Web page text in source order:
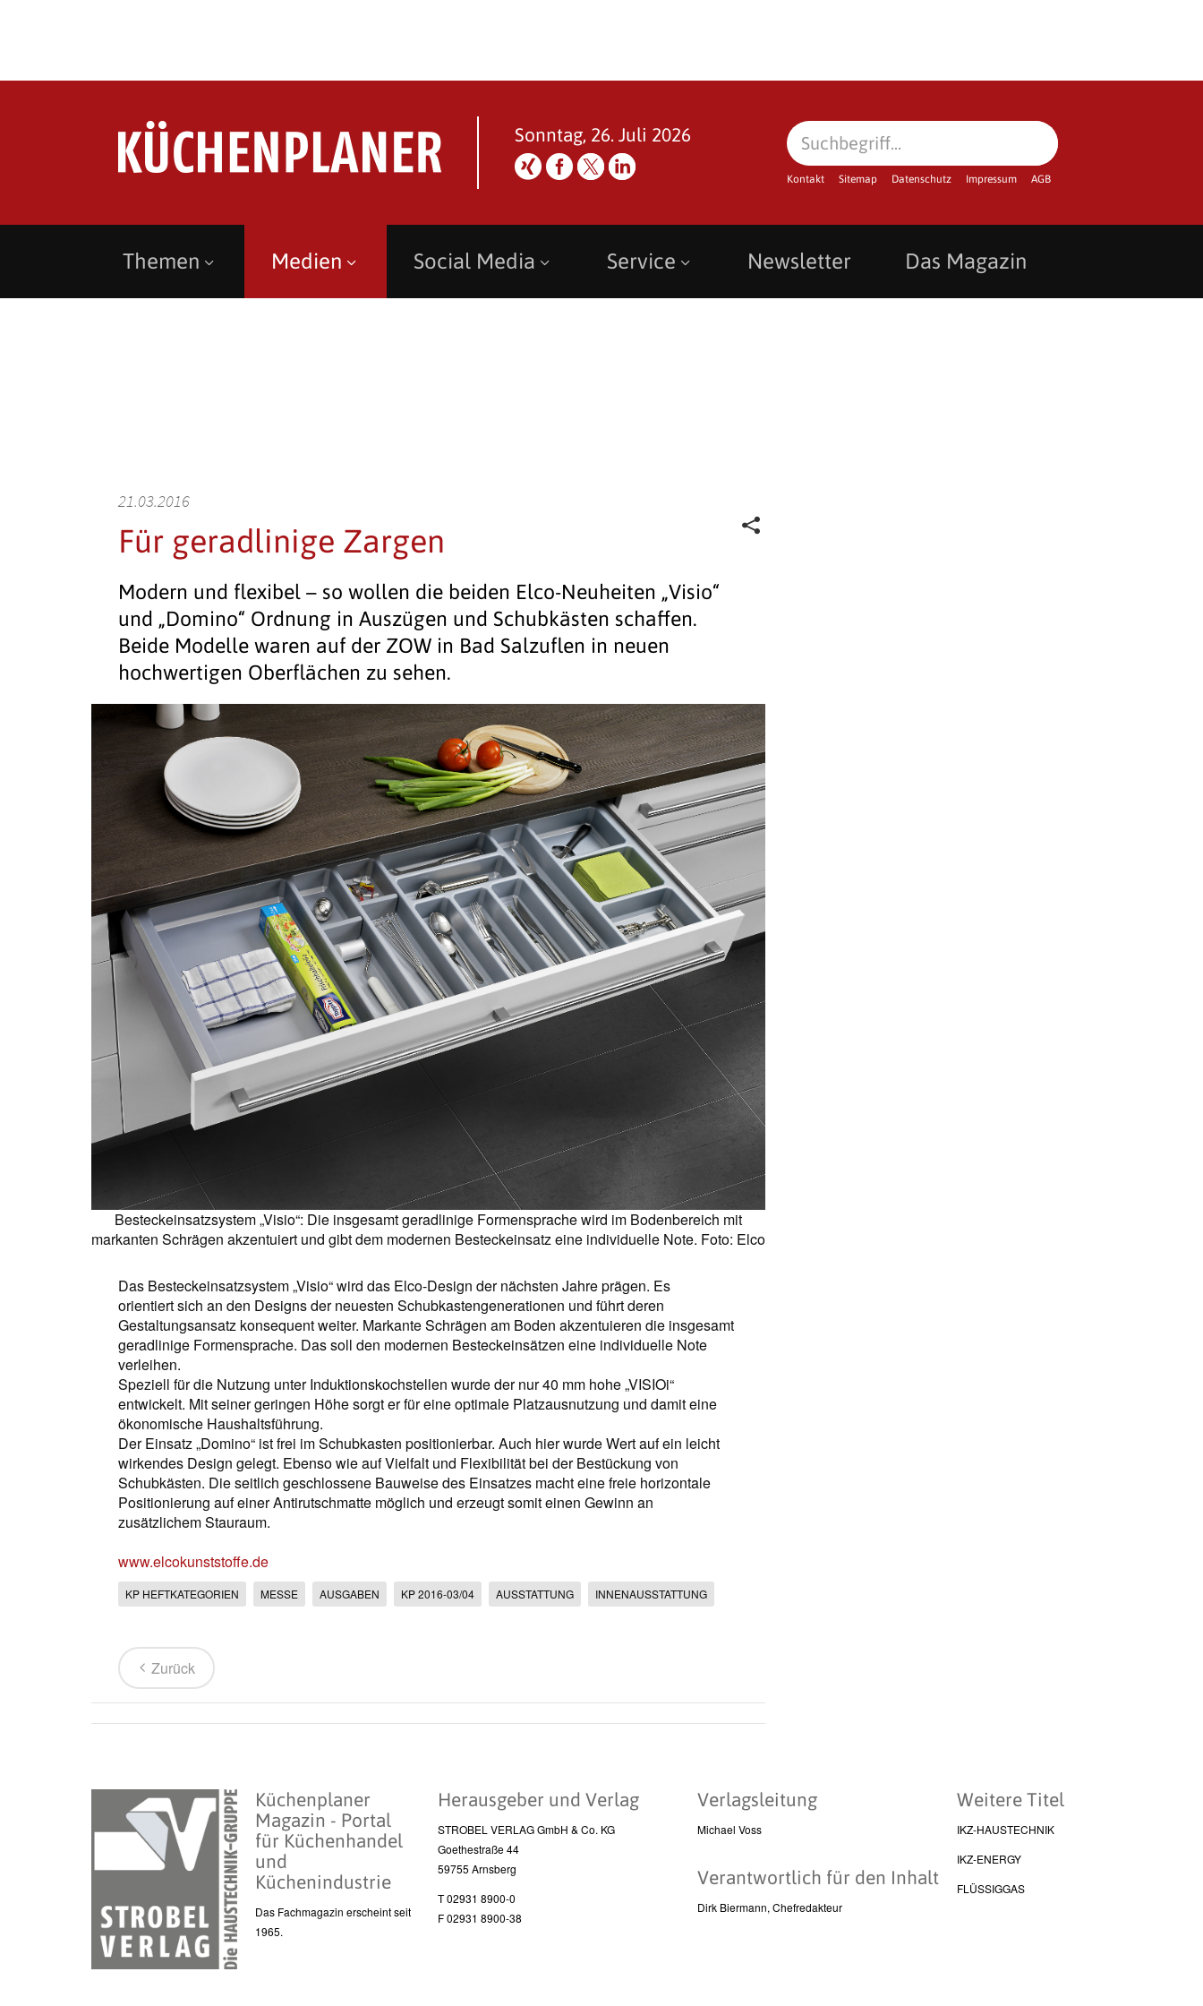
Sonntag, 26. Juli 2026
Kontakt Sitemap Datenschutz Impressum AGB
Themen Medien Social Media Service Newsletter Das Magazin
21.03.2016
Für geradlinige Zargen
Modern und flexibel – so wollen die beiden Elco-Neuheiten „Visio“
und „Domino“ Ordnung in Auszügen und Schubkästen schaffen.
Beide Modelle waren auf der ZOW in Bad Salzuflen in neuen
hochwertigen Oberflächen zu sehen.
Besteckeinsatzsystem „Visio“: Die insgesamt geradlinige Formensprache wird im Bodenbereich mit
markanten Schrägen akzentuiert und gibt dem modernen Besteckeinsatz eine individuelle Note. Foto: Elco
Das Besteckeinsatzsystem „Visio“ wird das Elco-Design der nächsten Jahre prägen. Es
orientiert sich an den Designs der neuesten Schubkastengenerationen und führt deren
Gestaltungsansatz konsequent weiter. Markante Schrägen am Boden akzentuieren die insgesamt
geradlinige Formensprache. Das soll den modernen Besteckeinsätzen eine individuelle Note
verleihen.
Speziell für die Nutzung unter Induktionskochstellen wurde der nur 40 mm hohe „VISIOi“
entwickelt. Mit seiner geringen Höhe sorgt er für eine optimale Platzausnutzung und damit eine
ökonomische Haushaltsführung.
Der Einsatz „Domino“ ist frei im Schubkasten positionierbar. Auch hier wurde Wert auf ein leicht
wirkendes Design gelegt. Ebenso wie auf Vielfalt und Flexibilität bei der Bestückung von
Schubkästen. Die seitlich geschlossene Bauweise des Einsatzes macht eine freie horizontale
Positionierung auf einer Antirutschmatte möglich und erzeugt somit einen Gewinn an
zusätzlichem Stauraum.
www.elcokunststoffe.de
KP HEFTKATEGORIEN MESSE AUSGABEN KP 2016-03/04 AUSSTATTUNG INNENAUSSTATTUNG
Zurück
Küchenplaner
Magazin - Portal
für Küchenhandel
und
Küchenindustrie
Das Fachmagazin erscheint seit
1965.
Herausgeber und Verlag
STROBEL VERLAG GmbH & Co. KG
Goethestraße 44
59755 Arnsberg
T 02931 8900-0
F 02931 8900-38
Verlagsleitung
Michael Voss
Verantwortlich für den Inhalt
Dirk Biermann, Chefredakteur
Weitere Titel
IKZ-HAUSTECHNIK
IKZ-ENERGY
FLÜSSIGGAS